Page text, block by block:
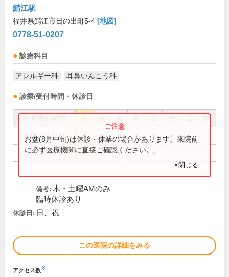
鯖江駅
福井県鯖江市日の出町5-4 [地図]
0778-51-0207
診療科目
アレルギー科 耳鼻いんこう科
診療/受付時間・休診日
祝
9:00～12:00 ● ● ● ● ●
15:00～18:00 ● ● ●
お盆(8月中旬)は休診・休業の場合があります。来院前
に必ず医療機関に直接ご確認ください。
×閉じる
備考: 木・土曜AMのみ
臨時休診あり
休診日: 日、祝
この医院の詳細をみる
アクセス数※